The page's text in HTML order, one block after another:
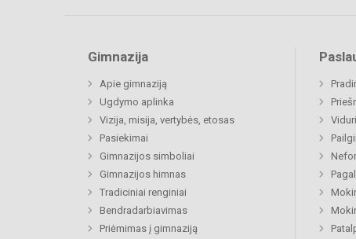
Gimnazija
Apie gimnaziją
Ugdymo aplinka
Vizija, misija, vertybės, etosas
Pasiekimai
Gimnazijos simboliai
Gimnazijos himnas
Tradiciniai renginiai
Bendradarbiavimas
Priėmimas į gimnaziją